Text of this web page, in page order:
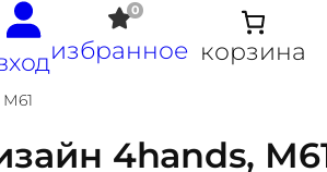
0
избранное корзина
4hands,